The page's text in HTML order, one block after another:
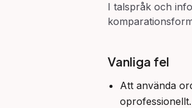
I talspråk och
Vanliga fel
Att använda
oprofessionellt.